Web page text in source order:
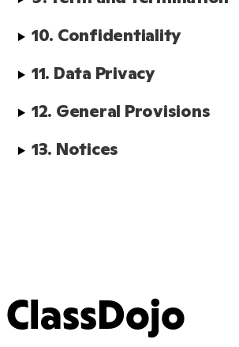
10. Confidentiality
11. Data Privacy
12. General Provisions
13. Notices
ClassDojo